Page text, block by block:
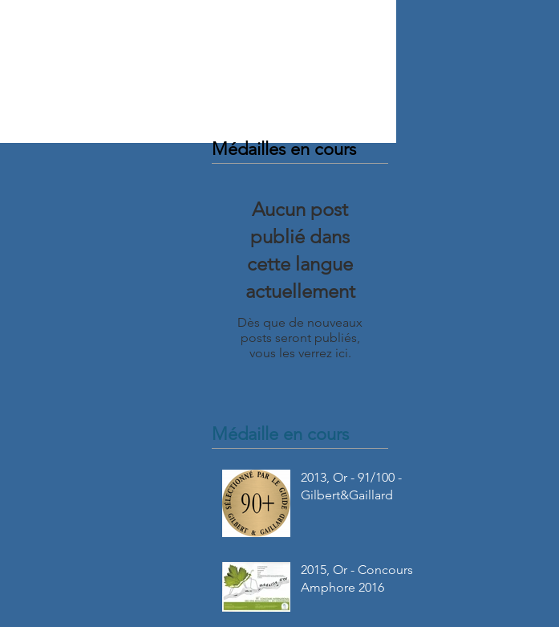
Médailles en cours
Aucun post
publié dans
cette langue
actuellement
Dès que de nouveaux
posts seront publiés,
vous les verrez ici.
Médaille en cours
2013, Or - 91/100 -
Gilbert&Gaillard
2015, Or - Concours
Amphore 2016